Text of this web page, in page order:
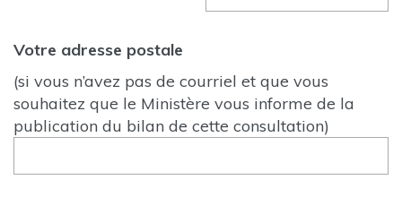
Votre adresse postale
(si vous n’avez pas de courriel et que vous
souhaitez que le Ministère vous informe de la
publication du bilan de cette consultation)